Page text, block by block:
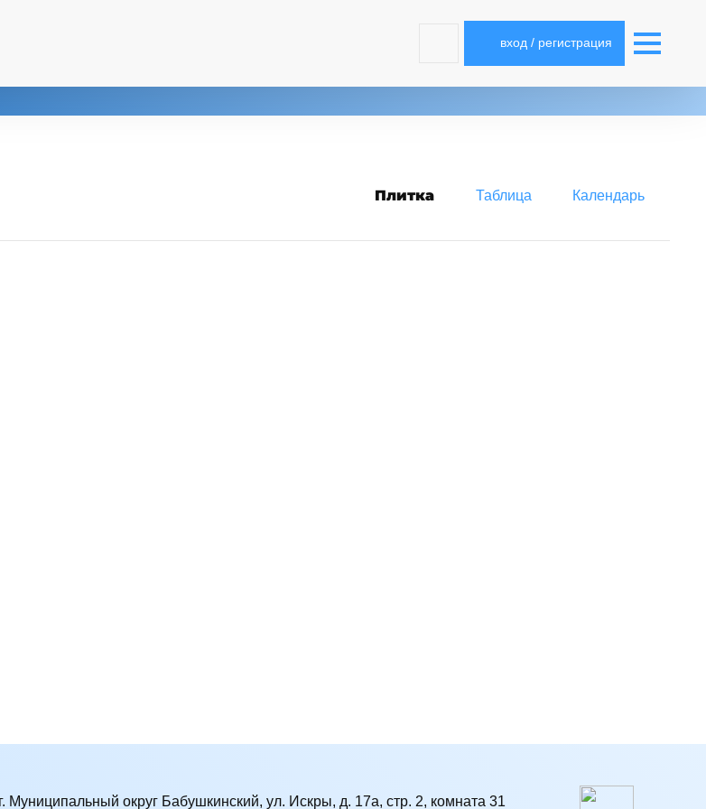
вход / регистрация
Плитка Таблица Календарь
Муниципальный округ Бабушкинский, ул. Искры, д. 17а, стр. 2, комната 31